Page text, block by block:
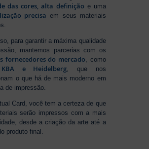
das cores, alta definição e uma
precisa em seus materiais
para garantir a máxima qualidade
mantemos parcerias com os
fornecedores do mercado, como
e Heidelberg, que nos
o que há de mais moderno em
de impressão.
Card, você tem a certeza de que
serão impressos com a mais
desde a criação da arte até a
produto final.